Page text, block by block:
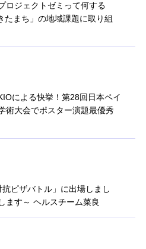
ロジェクトゼミって何する
まち」の地域課題に取り組
による快挙！第28回日本ペイ
術大会でポスター演題最優秀
抗ピザバトル」に出場しまし
ます～ ヘルスチーム菜良